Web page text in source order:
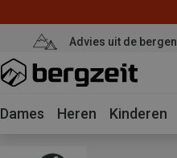
Advies uit de bergen
Dames Heren Kinderen